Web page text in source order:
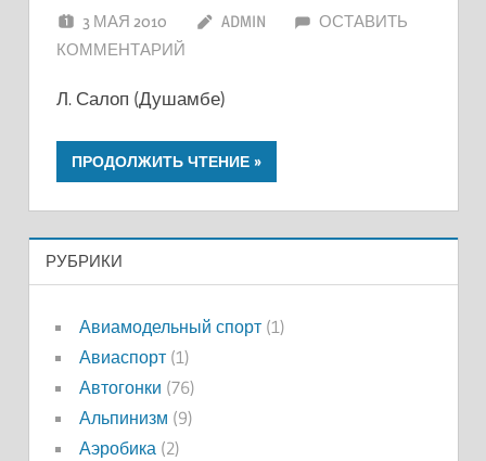
3 МАЯ 2010 ADMIN
ОСТАВИТЬ
КОММЕНТАРИЙ
Л. Салоп (Душамбе)
ПРОДОЛЖИТЬ ЧТЕНИЕ
РУБРИКИ
Авиамодельный спорт(1)
Авиаспорт(1)
Автогонки (76)
Альпинизм (9)
Аэробика(2)